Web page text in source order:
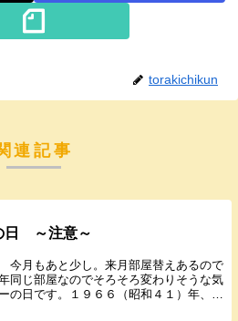
torakichikun
連記事
日 ～注意～
月もあと少し。来月部屋替えあるので
同じ部屋なのでそろそろ変わりそうな気
日です。１９６６（昭和４１）年、免